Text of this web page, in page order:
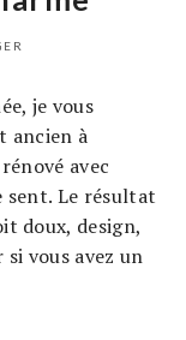
je vous
ancien à
avec
sent. Le résultat
doux, design,
vous avez un